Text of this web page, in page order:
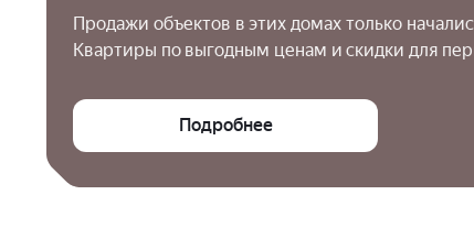
Продажи объектов в этих домах только
Квартиры по выгодным ценам и скидки для
Подробнее